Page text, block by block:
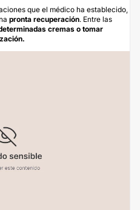
que el médico ha establecido,
pronta recuperación. Entre las
cremas o tomar